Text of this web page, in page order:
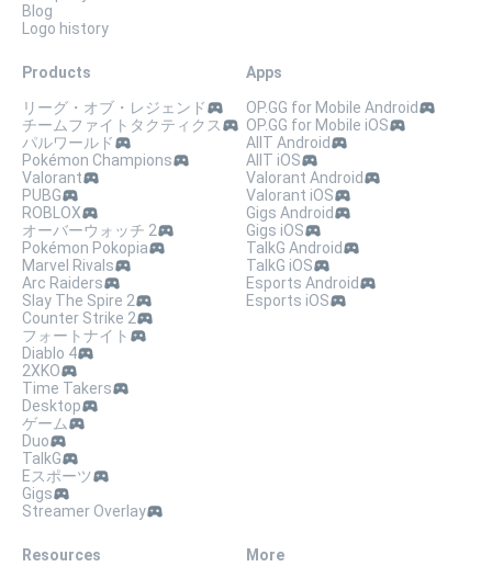
Blog
Logo history
Products
リーグ・オブ・レジェンド
チームファイトタクティクス
パルワールド
Pokémon Champions
Valorant
PUBG
ROBLOX
オーバーウォッチ 2
Pokémon Pokopia
Marvel Rivals
Arc Raiders
Slay The Spire 2
Counter Strike 2
フォートナイト
Diablo 4
2XKO
Time Takers
Desktop
ゲーム
Duo
TalkG
Eスポーツ
Gigs
Streamer Overlay
Apps
OP.GG for Mobile Android
OP.GG for Mobile iOS
AllT Android
AllT iOS
Valorant Android
Valorant iOS
Gigs Android
Gigs iOS
TalkG Android
TalkG iOS
Esports Android
Esports iOS
Resources
More